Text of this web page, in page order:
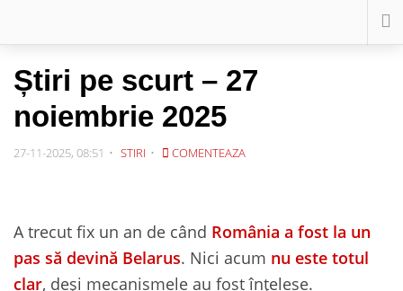
Știri pe scurt – 27
noiembrie 2025
27-11-2025, 08:51 STIRI COMENTEAZA
A trecut fix un an de când România a fost la un
pas să devină Belarus. Nici acum nu este totul
clar, deși mecanismele au fost înțelese.